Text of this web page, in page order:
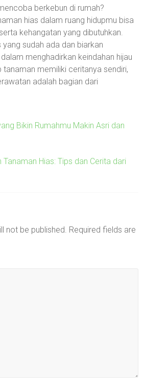
berkebun di rumah?
hias dalam ruang hidupmu bisa
kehangatan yang dibutuhkan.
sudah ada dan biarkan
menghadirkan keindahan hijau
tanaman memiliki ceritanya sendiri,
adalah bagian dari
Bikin Rumahmu Makin Asri dan
Tanaman Hias: Tips dan Cerita dari
not be published. Required fields are